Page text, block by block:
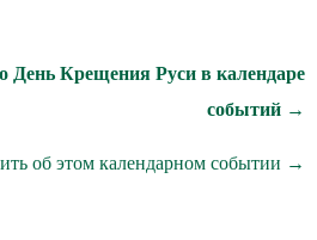
День Крещения Руси в календаре
событий →
об этом календарном событии →